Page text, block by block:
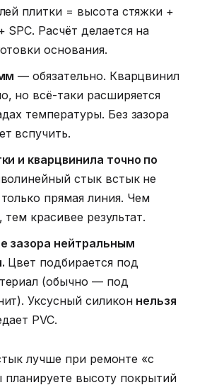
плитки = высота стяжки +
SPC. Расчёт делается на
основания.
— обязательно. Кварцвинил
но всё-таки расширяется
температуры. Без зазора
вспучить.
и кварцвинила точно по
стык встык не
прямая линия. Чем
тем красивее результат.
зазора нейтральным
Цвет подбирается под
(обычно — под
Уксусный силикон нельзя
PVC.
лучше при ремонте «с
планируете высоту покрытий